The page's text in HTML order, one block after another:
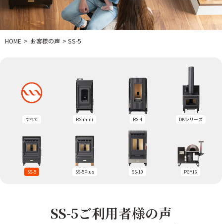
HOME お客様の声 SS-5
すべて RS-mini RS-4 DKシリーズ
SS-5 SS-5Plus SS-10 PGY16
SS-5ご利用者様の声